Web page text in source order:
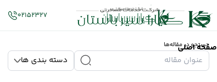
صفحه اصلی
02152327
جستجو در مقاله‌ها
دسته بندی ها